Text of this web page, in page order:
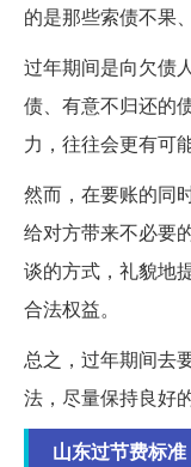
的是那些索债不果
过年期间是向欠债
债、有意不归还的
力，往往会更有可
然而，在要账的同
给对方带来不必要
谈的方式，礼貌地
合法权益。
总之，过年期间去
法，尽量保持良好
山东过节费标准